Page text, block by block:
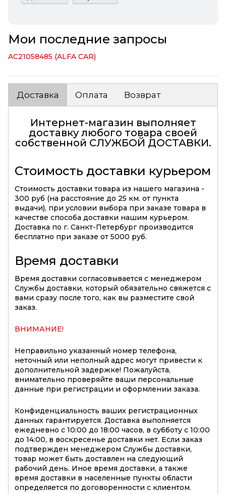
Мои последние запросы
AC21058485 (ALFA CAR)
Доставка Оплата Возврат
Интернет-магазин выполняет
доставку любого товара своей
собственной СЛУЖБОЙ ДОСТАВКИ.
Стоимость доставки курьером
Стоимость доставки товара из нашего магазина -
300 руб (на расстояние до 25 км. от пункта
выдачи), при условии выбора при заказе товара в
качестве способа доставки нашим курьером.
Доставка по г. Санкт-Петербург производится
бесплатно при заказе от 5000 руб.
Время доставки
Время доставки согласовывается с менеджером
Службы доставки, который обязательно свяжется с
вами сразу после того, как вы разместите свой
заказ.
ВНИМАНИЕ!
Неправильно указанный номер телефона,
неточный или неполный адрес могут привести к
дополнительной задержке! Пожалуйста,
внимательно проверяйте ваши персональные
данные при регистрации и оформлении заказа.
Конфиденциальность ваших регистрационных
данных гарантируется. Доставка выполняется
ежедневно с 10:00 до 18:00 часов, в субботу с 10:00
до 14:00, в воскресенье доставки нет. Если заказ
подтвержден менеджером Службы доставки,
товар может быть доставлен на следующий
рабочий день. Иное время доставки, а также
время доставки в населенные пункты области
определяется по договоренности с клиентом.